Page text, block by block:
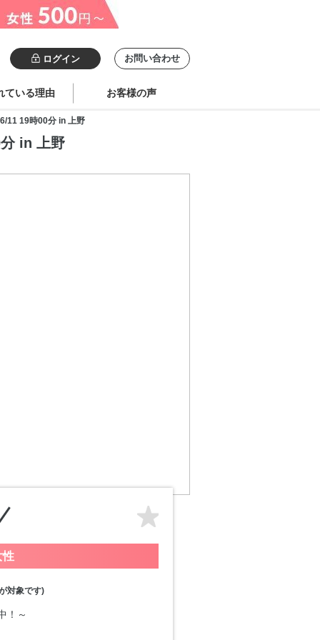
ログイン お問い合わせ
ている理由 お客様の声
11 19時00分 in 上野
in 上野
性
対象です)
！～